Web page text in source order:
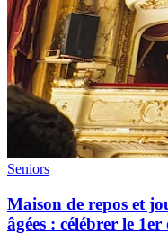
Seniors
Maison de repos et
âgées : célébrer le